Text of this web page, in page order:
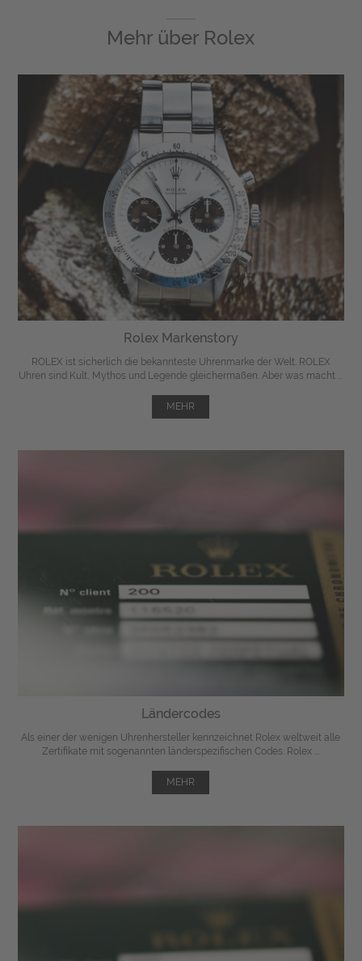
Mehr über Rolex
Rolex Markenstory
ROLEX ist sicherlich die bekannteste Uhrenmarke der Welt. ROLEX
Uhren sind Kult, Mythos und Legende gleichermaßen. Aber was macht ...
MEHR
Ländercodes
Als einer der wenigen Uhrenhersteller kennzeichnet Rolex weltweit alle
Zertifikate mit sogenannten länderspezifischen Codes. Rolex ...
MEHR